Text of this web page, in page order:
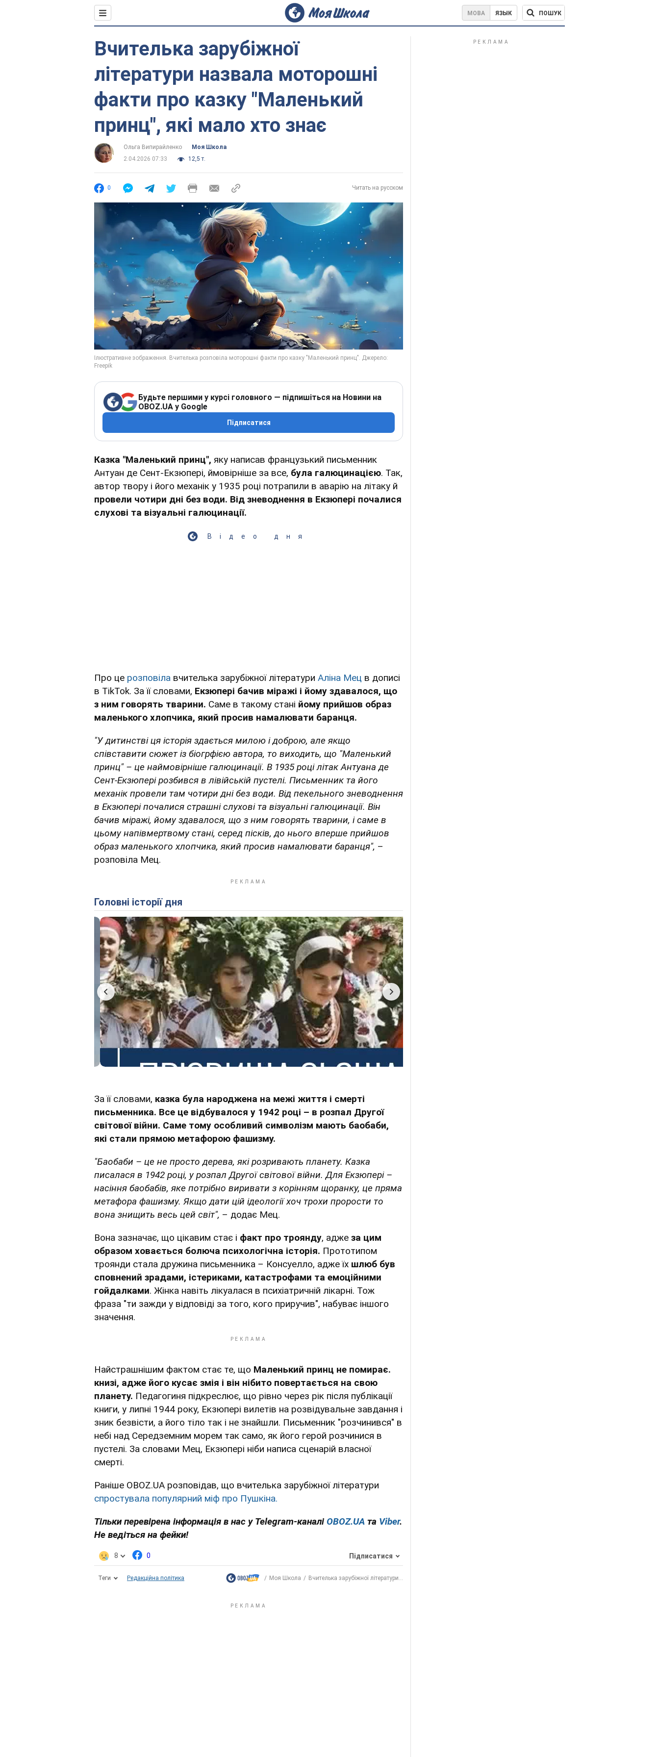
МОВА ЯЗЫК ПОШУК
Вчителька зарубіжної
літератури назвала моторошні
факти про казку "Маленький
принц", які мало хто знає
Ольга Випирайленко
Моя Школа
2.04.2026 07:33
12,5 т.
0 Читать на русском
Будьте першими у курсі головного — підпишіться на Новини на
OBOZ.UA у Google
Підписатися
Казка "Маленький принц", яку написав французький письменник
Антуан де Сент-Екзюпері, ймовірніше за все, була галюцинацією. Так,
автор твору і його механік у 1935 році потрапили в аварію на літаку й
провели чотири дні без води. Від зневоднення в Екзюпері почалися
слухові та візуальні галюцинації.
Відео дня
Про це розповіла вчителька зарубіжної літератури Аліна Мец в дописі
в TikTok. За її словами, Екзюпері бачив міражі і йому здавалося, що
з ним говорять тварини. Саме в такому стані йому прийшов образ
маленького хлопчика, який просив намалювати баранця.
"У дитинстві ця історія здається милою і доброю, але якщо
співставити сюжет із біогрфією автора, то виходить, що "Маленький
принц" – це наймовірніше галюцинації. В 1935 році літак Антуана де
Сент-Екзюпері розбився в лівійській пустелі. Письменник та його
механік провели там чотири дні без води. Від пекельного зневоднення
в Екзюпері почалися страшні слухові та візуальні галюцинації. Він
бачив міражі, йому здавалося, що з ним говорять тварини, і саме в
цьому напівмертвому стані, серед пісків, до нього вперше прийшов
образ маленького хлопчика, який просив намалювати баранця", –
розповіла Мец.
Головні історії дня
За її словами, казка була народжена на межі життя і смерті
письменника. Все це відбувалося у 1942 році – в розпал Другої
світової війни. Саме тому особливий символізм мають баобаби,
які стали прямою метафорою фашизму.
"Баобаби – це не просто дерева, які розривають планету. Казка
писалася в 1942 році, у розпал Другої світової війни. Для Екзюпері –
насіння баобабів, яке потрібно виривати з корінням щоранку, це пряма
метафора фашизму. Якщо дати цій ідеології хоч трохи прорости то
вона знищить весь цей світ", – додає Мец.
Вона зазначає, що цікавим стає і факт про троянду, адже за цим
образом ховається болюча психологічна історія. Прототипом
троянди стала дружина письменника – Консуелло, адже їх шлюб був
сповнений зрадами, істериками, катастрофами та емоційними
гойдалками. Жінка навіть лікуалася в психіатричній лікарні. Тож
фраза "ти зажди у відповіді за того, кого приручив", набуває іншого
значення.
Найстрашнішим фактом стає те, що Маленький принц не помирає.
книзі, адже його кусає змія і він нібито повертається на свою
планету. Педагогиня підкреслює, що рівно через рік після публікації
книги, у липні 1944 року, Екзюпері вилетів на розвідувальне завдання і
зник безвісти, а його тіло так і не знайшли. Письменник "розчинився" в
небі над Середземним морем так само, як його герой розчинися в
пустелі. За словами Мец, Екзюпері ніби написа сценарій власної
смерті.
Раніше OBOZ.UA розповідав, що вчителька зарубіжної літератури
спростувала популярний міф про Пушкіна.
Тільки перевірена інформація в нас у Telegram-каналі OBOZ.UA та Viber.
Не ведіться на фейки!
8 0 Підписатися
Теги Редакційна політика Моя Школа Вчителька зарубіжної літератури...